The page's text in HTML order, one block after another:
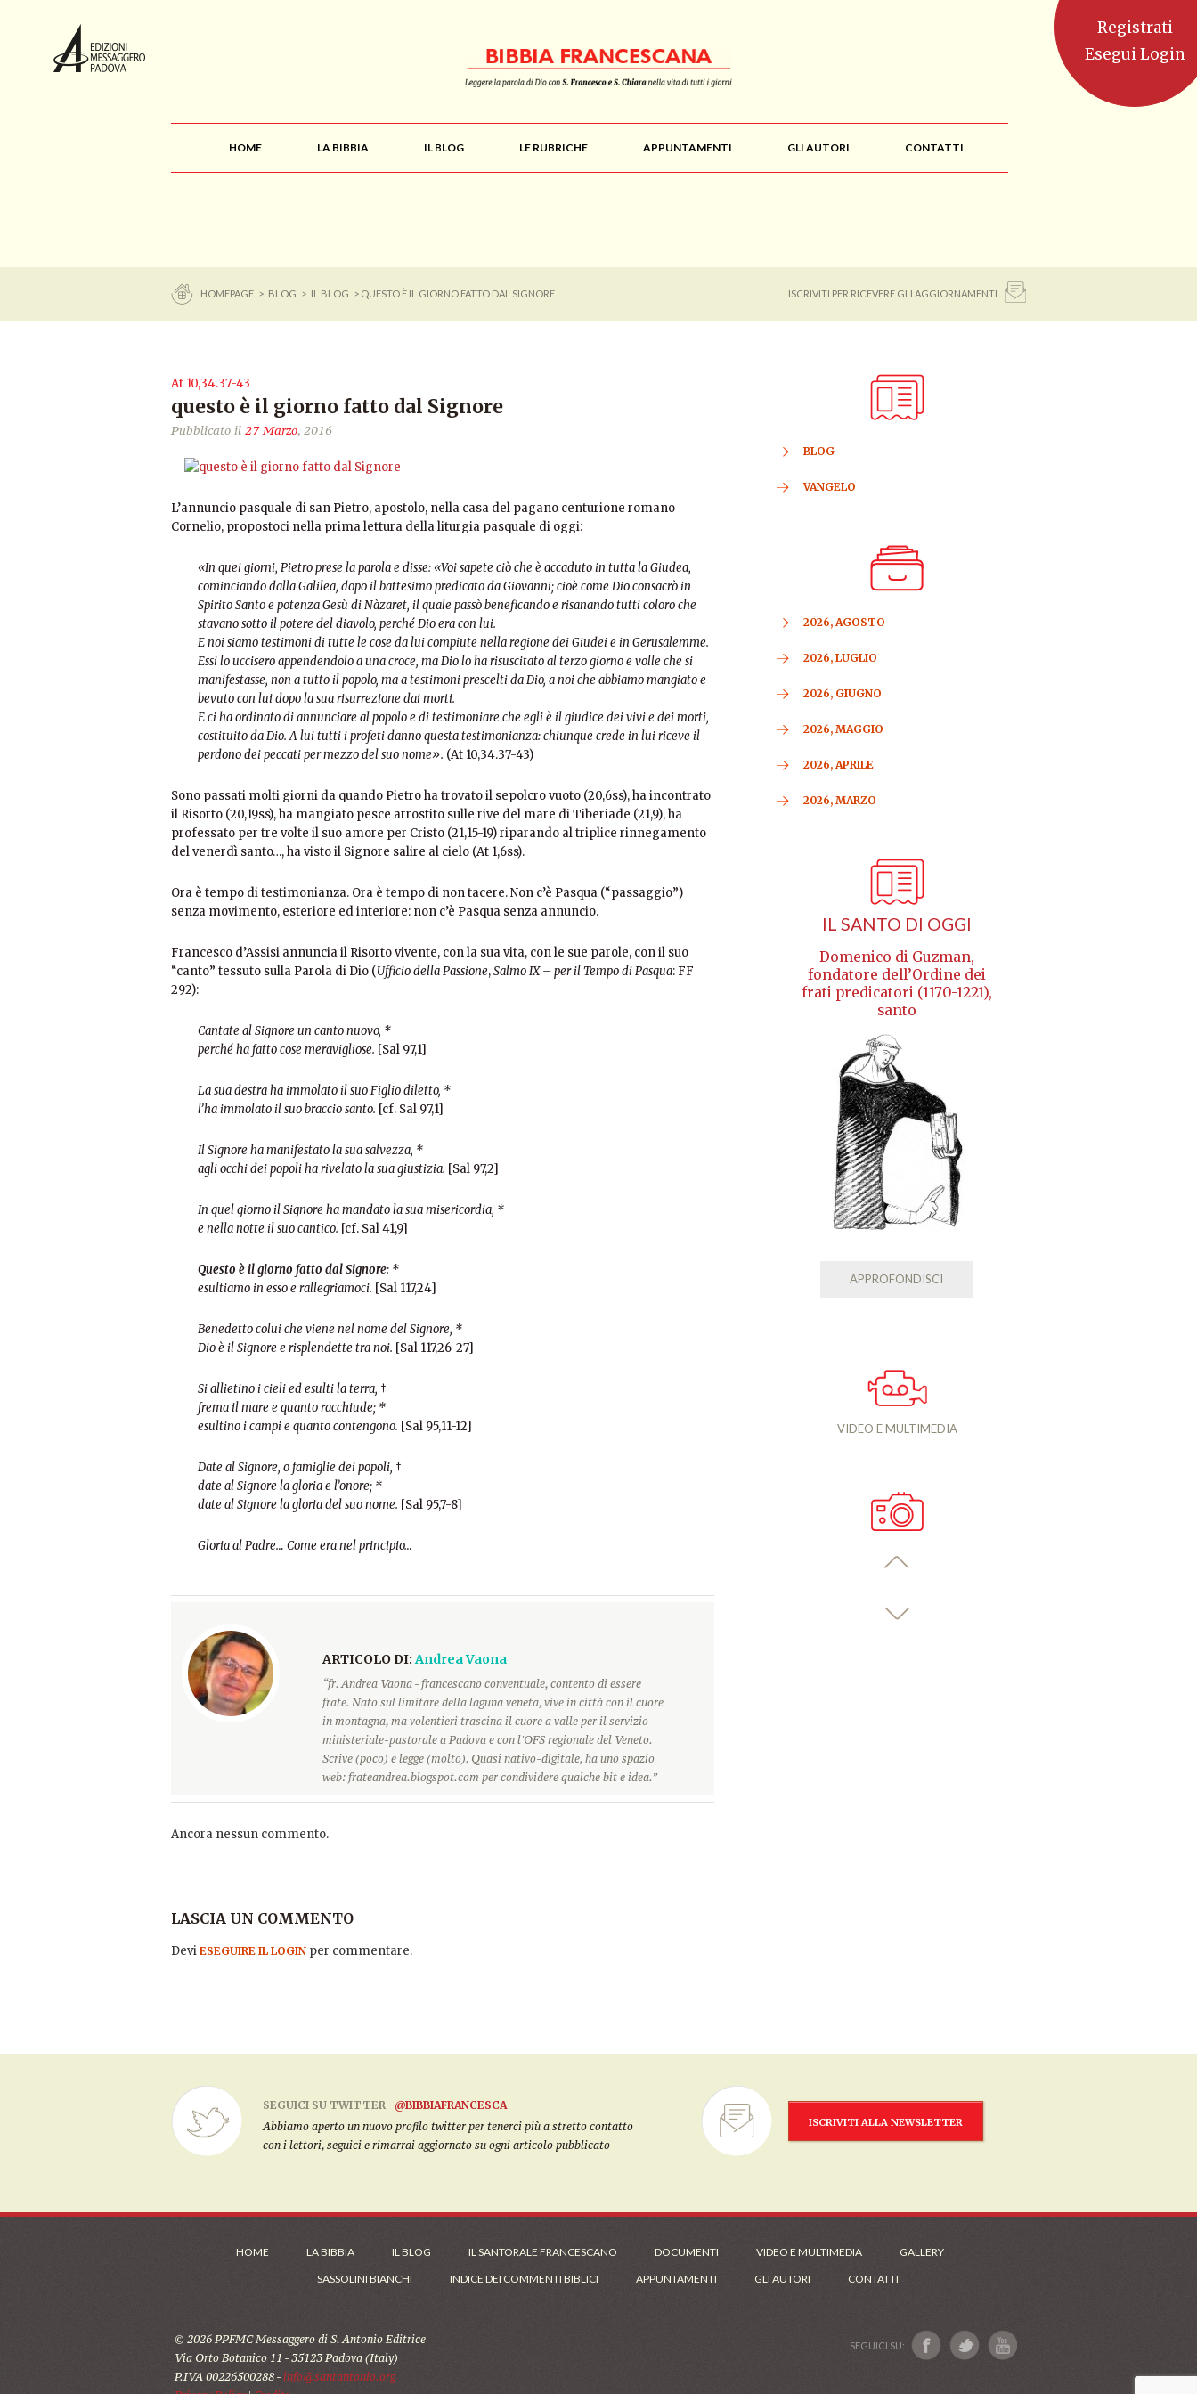
HOME LA BIBBIA IL BLOG LE RUBRICHE APPUNTAMENTI GLI AUTORI CONTATTI
HOMEPAGE > BLOG > IL BLOG > QUESTO È IL GIORNO FATTO DAL SIGNORE ISCRIVITI PER RICEVERE GLI AGGIORNAMENTI
At 10,34.37-43
questo è il giorno fatto dal Signore
Pubblicato il 27 Marzo, 2016
L’annuncio pasquale di san Pietro, apostolo, nella casa del pagano centurione romano
Cornelio, propostoci nella prima lettura della liturgia pasquale di oggi:
«In quei giorni, Pietro prese la parola e disse: «Voi sapete ciò che è accaduto in tutta la Giudea,
cominciando dalla Galilea, dopo il battesimo predicato da Giovanni; cioè come Dio consacrò in
Spirito Santo e potenza Gesù di Nàzaret, il quale passò beneficando e risanando tutti coloro che
stavano sotto il potere del diavolo, perché Dio era con lui.
E noi siamo testimoni di tutte le cose da lui compiute nella regione dei Giudei e in Gerusalemme.
Essi lo uccisero appendendolo a una croce, ma Dio lo ha risuscitato al terzo giorno e volle che si
manifestasse, non a tutto il popolo, ma a testimoni prescelti da Dio, a noi che abbiamo mangiato e
bevuto con lui dopo la sua risurrezione dai morti.
E ci ha ordinato di annunciare al popolo e di testimoniare che egli è il giudice dei vivi e dei morti,
costituito da Dio. A lui tutti i profeti danno questa testimonianza: chiunque crede in lui riceve il
perdono dei peccati per mezzo del suo nome». (At 10,34.37-43)
Sono passati molti giorni da quando Pietro ha trovato il sepolcro vuoto (20,6ss), ha incontrato
il Risorto (20,19ss), ha mangiato pesce arrostito sulle rive del mare di Tiberiade (21,9), ha
professato per tre volte il suo amore per Cristo (21,15-19) riparando al triplice rinnegamento
del venerdì santo…, ha visto il Signore salire al cielo (At 1,6ss).
Ora è tempo di testimonianza. Ora è tempo di non tacere. Non c’è Pasqua (“passaggio”)
senza movimento, esteriore ed interiore: non c’è Pasqua senza annuncio.
Francesco d’Assisi annuncia il Risorto vivente, con la sua vita, con le sue parole, con il suo
“canto” tessuto sulla Parola di Dio (Ufficio della Passione,Salmo IX – per il Tempo di Pasqua: FF
292):
Cantate al Signore un canto nuovo, *
perché ha fatto cose meravigliose. [Sal 97,1]
La sua destra ha immolato il suo Figlio diletto, *
l’ha immolato il suo braccio santo. [cf. Sal 97,1]
Il Signore ha manifestato la sua salvezza, *
agli occhi dei popoli ha rivelato la sua giustizia. [Sal 97,2]
In quel giorno il Signore ha mandato la sua misericordia, *
e nella notte il suo cantico. [cf. Sal 41,9]
Questo è il giorno fatto dal Signore: *
esultiamo in esso e rallegriamoci. [Sal 117,24]
Benedetto colui che viene nel nome del Signore, *
Dio è il Signore e risplendette tra noi. [Sal 117,26-27]
Si allietino i cieli ed esulti la terra, †
frema il mare e quanto racchiude; *
esultino i campi e quanto contengono. [Sal 95,11-12]
Date al Signore, o famiglie dei popoli, †
date al Signore la gloria e l’onore; *
date al Signore la gloria del suo nome. [Sal 95,7-8]
Gloria al Padre… Come era nel principio…
ARTICOLO DI:Andrea Vaona
“fr. Andrea Vaona - francescano conventuale, contento di essere
frate. Nato sul limitare della laguna veneta, vive in città con il cuore
in montagna, ma volentieri trascina il cuore a valle per il servizio
ministeriale-pastorale a Padova e con l'OFS regionale del Veneto.
Scrive (poco) e legge (molto). Quasi nativo-digitale, ha uno spazio
web: frateandrea.blogspot.com per condividere qualche bit e idea.”
Ancora nessun commento.
LASCIA UN COMMENTO
Devi ESEGUIRE IL LOGIN per commentare.
BLOG
VANGELO
2026, AGOSTO
2026, LUGLIO
2026, GIUGNO
2026, MAGGIO
2026, APRILE
2026, MARZO
IL SANTO DI OGGI
Domenico di Guzman,
fondatore dell’Ordine dei
frati predicatori (1170-1221),
santo
APPROFONDISCI
VIDEO E MULTIMEDIA
SEGUICI SU TWITTER
@BIBBIAFRANCESCA
Abbiamo aperto un nuovo profilo twitter per tenerci più a stretto contatto
con i lettori, seguici e rimarrai aggiornato su ogni articolo pubblicato
ISCRIVITI ALLA NEWSLETTER
HOME LA BIBBIA IL BLOG IL SANTORALE FRANCESCANO DOCUMENTI VIDEO E MULTIMEDIA
GALLERY
SASSOLINI BIANCHI
INDICE DEI COMMENTI BIBLICI APPUNTAMENTI GLI AUTORI CONTATTI
© 2026 PPFMC Messaggero di S. Antonio Editrice
Via Orto Botanico 11 - 35123 Padova (Italy)
P.IVA 00226500288 - info@santantonio.org
SEGUICI SU:
Registrati
Esegui Login